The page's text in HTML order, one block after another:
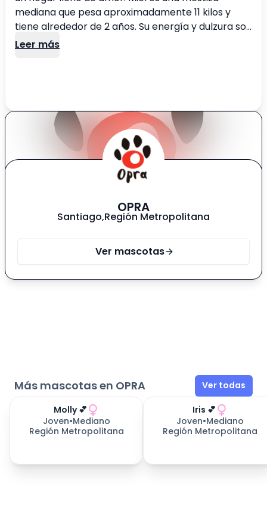
mediana que pesa aproximadamente 11 kilos y
tiene alrededor de 2 años. Su energía y dulzura son
contagiosas, ¡y está lista para convertirse en la
¡escríbeme! 🏡❤️
Leer más
OPRA
Santiago,Región Metropolitana
Ver mascotas
Más mascotas en OPRA Ver todas
Molly 💕
Joven•Mediano
Región Metropolitana
Iris 💕
Joven•Mediano
Región Metropolitana